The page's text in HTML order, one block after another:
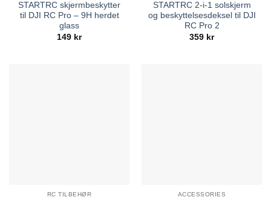
STARTRC skjermbeskytter
til DJI RC Pro – 9H herdet
glass
149 kr
STARTRC 2-i-1 solskjerm
og beskyttelsesdeksel til DJI
RC Pro 2
359 kr
RC TILBEHØR ACCESSORIES